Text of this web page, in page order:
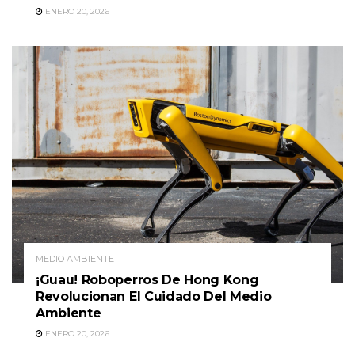
ENERO 20, 2026
MEDIO AMBIENTE
¡Guau! Roboperros De Hong Kong
Revolucionan El Cuidado Del Medio
Ambiente
ENERO 20, 2026